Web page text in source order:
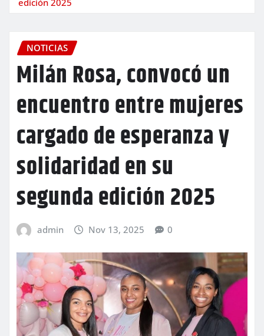
NOTICIAS
Milán Rosa, convocó un
encuentro entre mujeres
cargado de esperanza y
solidaridad en su
segunda edición 2025
admin Nov 13, 2025 0